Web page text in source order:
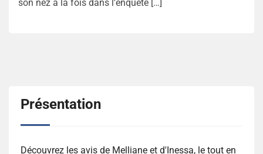
son nez à la fois dans l’enquête […]
Présentation
Découvrez les avis de Melliane et d'Inessa, le tout en